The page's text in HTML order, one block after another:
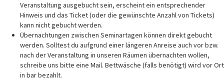
Veranstaltung ausgebucht sein, erscheint ein entsprechender
Hinweis und das Ticket (oder die gewünschte Anzahl von Tickets)
kann nicht gebucht werden.
Übernachtungen zwischen Seminartagen können direkt gebucht
werden. Solltest du aufgrund einer längeren Anreise auch vor bzw.
nach der Veranstaltung in unseren Räumen übernachten wollen,
schreibe uns bitte eine Mail. Bettwäsche (falls benötigt) wird vor Ort
in bar bezahlt.